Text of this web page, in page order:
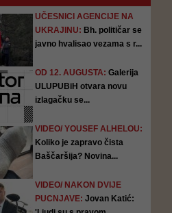
UČESNICI AGENCIJE NA
UKRAJINU: Bh. političar se
javno hvalisao vezama s r...
OD 12. AUGUSTA: Galerija
ULUPUBiH otvara novu
izlagačku se...
VIDEO/ YOUSEF ALHELOU:
Koliko je zapravo čista
Baščaršija? Novina...
VIDEO/ NAKON DVIJE
PUCNJAVE: Jovan Katić: